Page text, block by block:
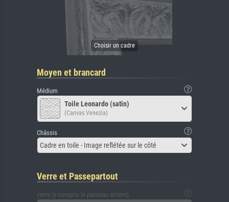
Moyen et brancard
Médium
Toile Leonardo (satin)
(Canvas Venezia)
Châssis
Cadre en toile - Image reflétée sur le côté
Verre et Passepartout
verre (y compris le panneau arrière)